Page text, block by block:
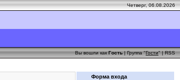
Четверг, 06.08.2026
Вы вошли какГость| Группа "Гости" |RSS
Форма входа